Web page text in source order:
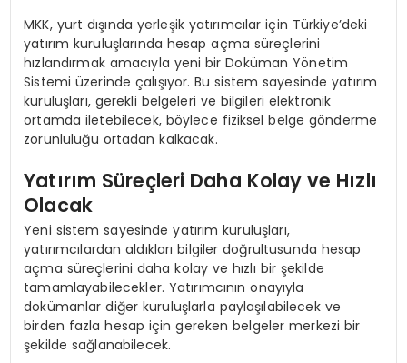
MKK, yurt dışında yerleşik yatırımcılar için Türkiye’deki
yatırım kuruluşlarında hesap açma süreçlerini
hızlandırmak amacıyla yeni bir Doküman Yönetim
Sistemi üzerinde çalışıyor. Bu sistem sayesinde yatırım
kuruluşları, gerekli belgeleri ve bilgileri elektronik
ortamda iletebilecek, böylece fiziksel belge gönderme
zorunluluğu ortadan kalkacak.
Yatırım Süreçleri Daha Kolay ve Hızlı
Olacak
Yeni sistem sayesinde yatırım kuruluşları,
yatırımcılardan aldıkları bilgiler doğrultusunda hesap
açma süreçlerini daha kolay ve hızlı bir şekilde
tamamlayabilecekler. Yatırımcının onayıyla
dokümanlar diğer kuruluşlarla paylaşılabilecek ve
birden fazla hesap için gereken belgeler merkezi bir
şekilde sağlanabilecek.